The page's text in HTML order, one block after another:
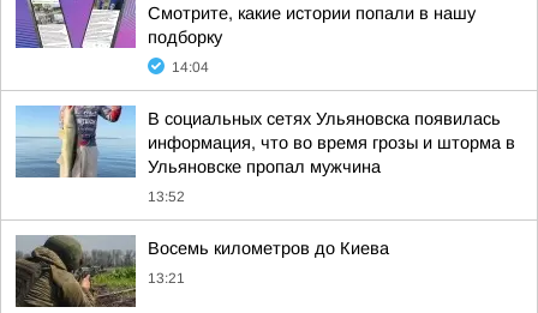
Смотрите, какие истории попали в нашу
подборку
14:04
В социальных сетях Ульяновска появилась
информация, что во время грозы и шторма в
Ульяновске пропал мужчина
13:52
Восемь километров до Киева
13:21